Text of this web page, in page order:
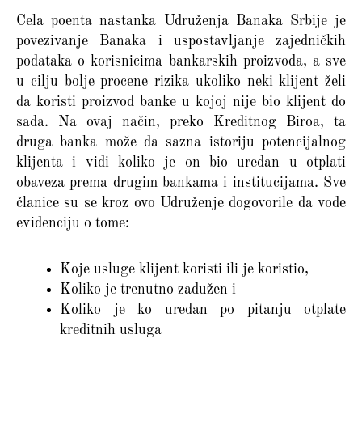
Cela poenta nastanka Udruženja Banaka Srbije je
povezivanje Banaka i uspostavljanje zajedničkih
podataka o korisnicima bankarskih proizvoda, a sve
u cilju bolje procene rizika ukoliko neki klijent želi
da koristi proizvod banke u kojoj nije bio klijent do
sada. Na ovaj način, preko Kreditnog Biroa, ta
druga banka može da sazna istoriju potencijalnog
klijenta i vidi koliko je on bio uredan u otplati
obaveza prema drugim bankama i institucijama. Sve
članice su se kroz ovo Udruženje dogovorile da vode
evidenciju o tome:
Koje usluge klijent koristi ili je koristio,
Koliko je trenutno zadužen i
Koliko je ko uredan po pitanju otplate
kreditnih usluga